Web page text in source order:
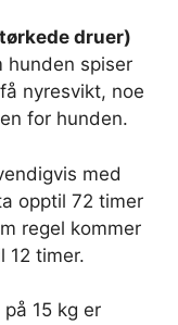
druer)
hunden spiser
nyresvikt, noe
for hunden.
med
opptil 72 timer
regel kommer
12 timer.
15 kg er